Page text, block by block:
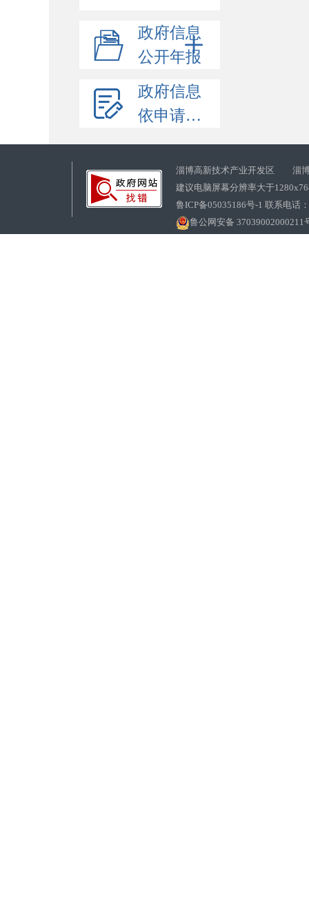
政府信息
公开年报
政府信息
依申请公开
淄博高新技术产业开发区 淄博
建议电脑屏幕分辨率大于
鲁ICP备05035186号-1 联系电话
鲁公网安备 37039002000211